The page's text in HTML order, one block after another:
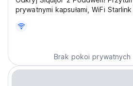
prywatnymi kapsułami, WiFi
słońca na plaży Paliton. (Auto-
Brak pokoi prywatnych